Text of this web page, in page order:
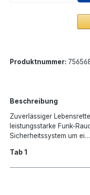
Produktnummer:
Beschreibung
Zuverlässiger
leistungsstarke Funk-
Sicherheitssystem um ei…
Tab 1